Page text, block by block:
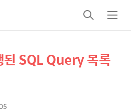
검
색
메
뉴
SQL Query 목록